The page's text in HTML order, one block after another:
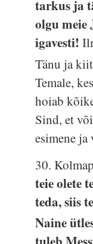
tarkus ja
olgu meie
igavesti!
Tänu ja
Temale,
hoiab
Sind, et
esimene
30.
teie olete
teda, siis
Naine